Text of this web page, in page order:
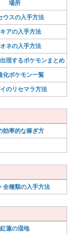
場所
ウスの入手方法
アの入手方法
ネの入手方法
現するポケモンまとめ
化ポケモン一覧
のリセマラ方法
効率的な稼ぎ方
全種類の入手方法
紅蓮の湿地